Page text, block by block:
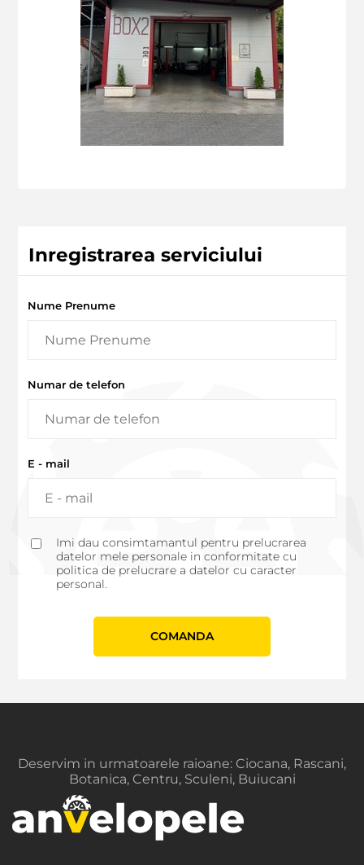
Inregistrarea serviciului
Nume Prenume
Numar de telefon
E - mail
Imi dau consimtamantul pentru prelucrarea
datelor mele personale in conformitate cu
politica de prelucrare a datelor cu caracter
personal.
СOMANDA
Deservim in urmatoarele raioane: Ciocana, Rascani,
Botanica, Centru, Sculeni, Buiucani